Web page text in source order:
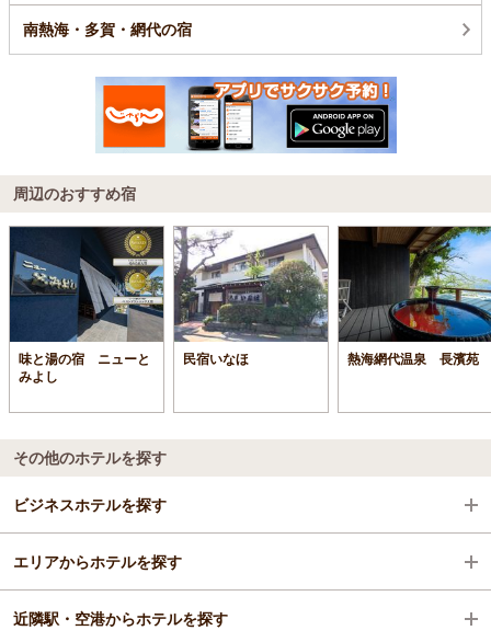
南熱海・多賀・網代の宿
周辺のおすすめ宿
味と湯の宿 ニューと
みよし
民宿いなほ 熱海網代温泉 長濱苑
その他のホテルを探す
ビジネスホテルを探す
静岡県
熱海
エリアからホテルを探す
静岡県
近隣駅・空港からホテルを探す